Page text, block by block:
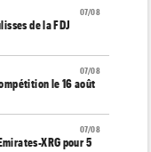
07/08
de la FDJ
07/08
le 16 août
07/08
XRG pour 5